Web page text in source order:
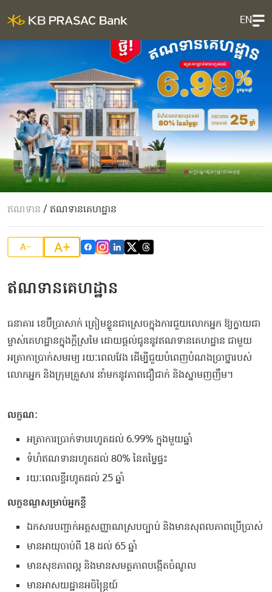
EN
ឥណទាន / ឥណទានគេហដ្ឋាន
A- A+
ឥណទានគេហដ្ឋាន
ធនាគារ ខេប៊ីប្រាសាក់ ត្រៀមខ្លួនជាស្រេចក្នុងការជួយលោកអ្នក ឱ្យក្លាយជា
ម្ចាស់គេហដ្ឋានក្នុងក្ដីស្រមៃ ដោយផ្តល់ជូននូវឥណទានគេហដ្ឋាន ជាមួយ
អត្រាកាប្រាក់សមរម្យ រយៈពេលវែង ដើម្បីជួយបំពេញបំណងប្រាថ្នារបស់
លោកអ្នក និងក្រុមគ្រួសារ នាំមកនូវភាពជឿជាក់ និងស្នាមញញឹម។
លក្ខណៈ
អត្រាការប្រាក់ទាបរហូតដល់ 6.99% ក្នុងមួយឆ្នាំ
ទំហំឥណទានរហូតដល់ 80% នៃតម្លៃផ្ទះ
រយៈពេលខ្ចីរហូតដល់ 25 ឆ្នាំ
លក្ខខណ្ឌសម្រាប់អ្នកខ្ចី
ឯកសារបញ្ជាក់អត្តសញ្ញាណស្របច្បាប់ និងមានសុពលភាពប្រើប្រាស់
មានអាយុចាប់ពី 18 ដល់ 65 ឆ្នាំ
មានសុខភាពល្អ និងមានសមត្ថភាពបង្កើតចំណូល
មានអាសយដ្ឋានអចិន្ត្រៃយ៍